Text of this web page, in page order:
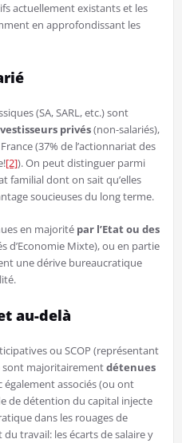
actuellement existants et les
en approfondissant les
(SA, SARL, etc.) sont
privés(non-salariés),
(37% de l’actionnariat des
[2]). On peut distinguer parmi
familial dont on sait qu’elles
soucieuses du long terme.
en majorité par l’Etat ou des
d’Economie Mixte), ou en partie
une dérive bureaucratique
au-delà
ou SCOP (représentant
sont majoritairementdétenues
associés (ou ont
de détention du capital injecte
dans les rouages de
travail: les écarts de salaire y